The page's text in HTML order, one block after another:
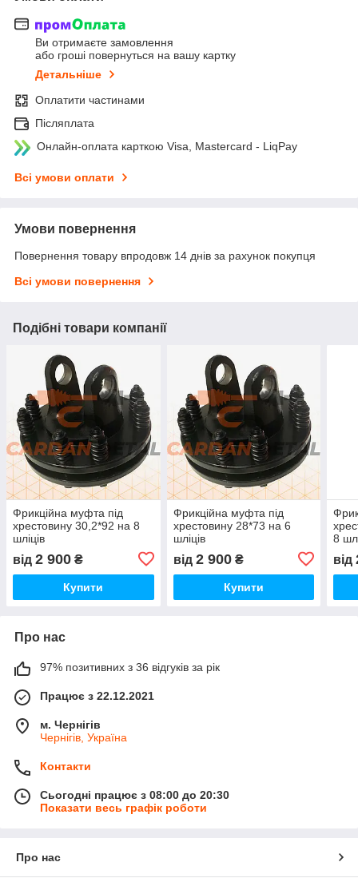
Ви отримаєте замовлення
або гроші повернуться на вашу картку
Детальніше
Оплатити частинами
Післяплата
Онлайн-оплата карткою Visa, Mastercard - LiqPay
Всі умови оплати
Умови повернення
Повернення товару впродовж 14 днів за рахунок покупця
Всі умови повернення
Подібні товари компанії
Фрикційна муфта під
хрестовину 30,2*92 на 8
шліців
від 2 900 ₴
Купити
Фрикційна муфта під
хрестовину 28*73 на 6
шліців
від 2 900₴
Купити
8
від
Про нас
97% позитивних з 36 відгуків за рік
Працює з 22.12.2021
м. Чернігів
Чернігів, Україна
Контакти
Сьогодні працює з 08:00 до 20:30
Показати весь графік роботи
Про нас